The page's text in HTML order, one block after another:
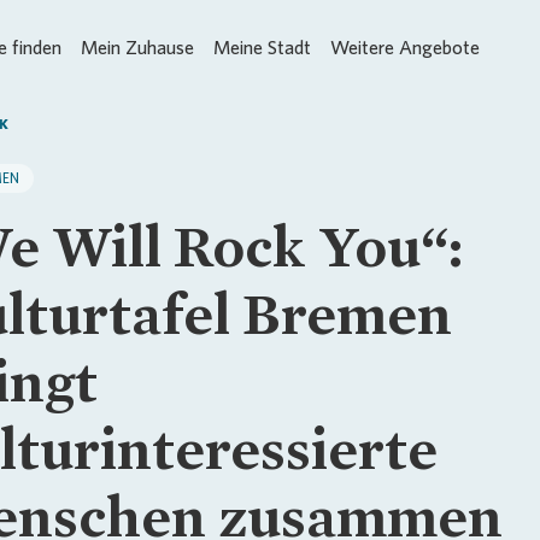
finden Mein Zuhause Meine Stadt Weitere Angebote
Will Rock You“:
Bremen
zusammen